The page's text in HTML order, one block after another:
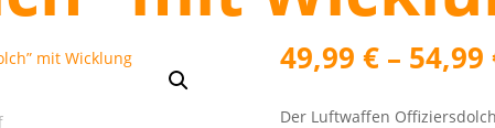
49,99 €– 54,99
Der Luftwaffen